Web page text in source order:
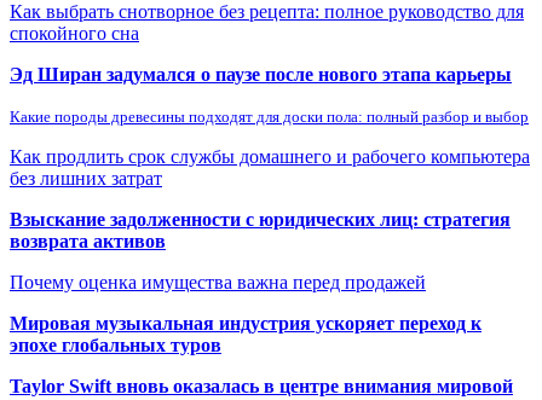
Как выбрать снотворное без рецепта: полное руководство для
спокойного сна
Эд Ширан задумался о паузе после нового этапа карьеры
Какие породы древесины подходят для доски пола: полный разбор и выбор
Как продлить срок службы домашнего и рабочего компьютера
без лишних затрат
Взыскание задолженности с юридических лиц: стратегия
возврата активов
Почему оценка имущества важна перед продажей
Мировая музыкальная индустрия ускоряет переход к
эпохе глобальных туров
Taylor Swift вновь оказалась в центре внимания мировой